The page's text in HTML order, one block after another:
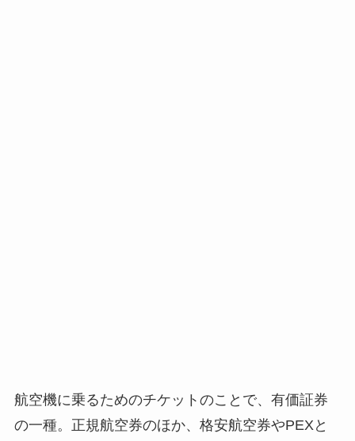
航空機に乗るためのチケットのことで、有価証券
の一種。正規航空券のほか、格安航空券やPEXと